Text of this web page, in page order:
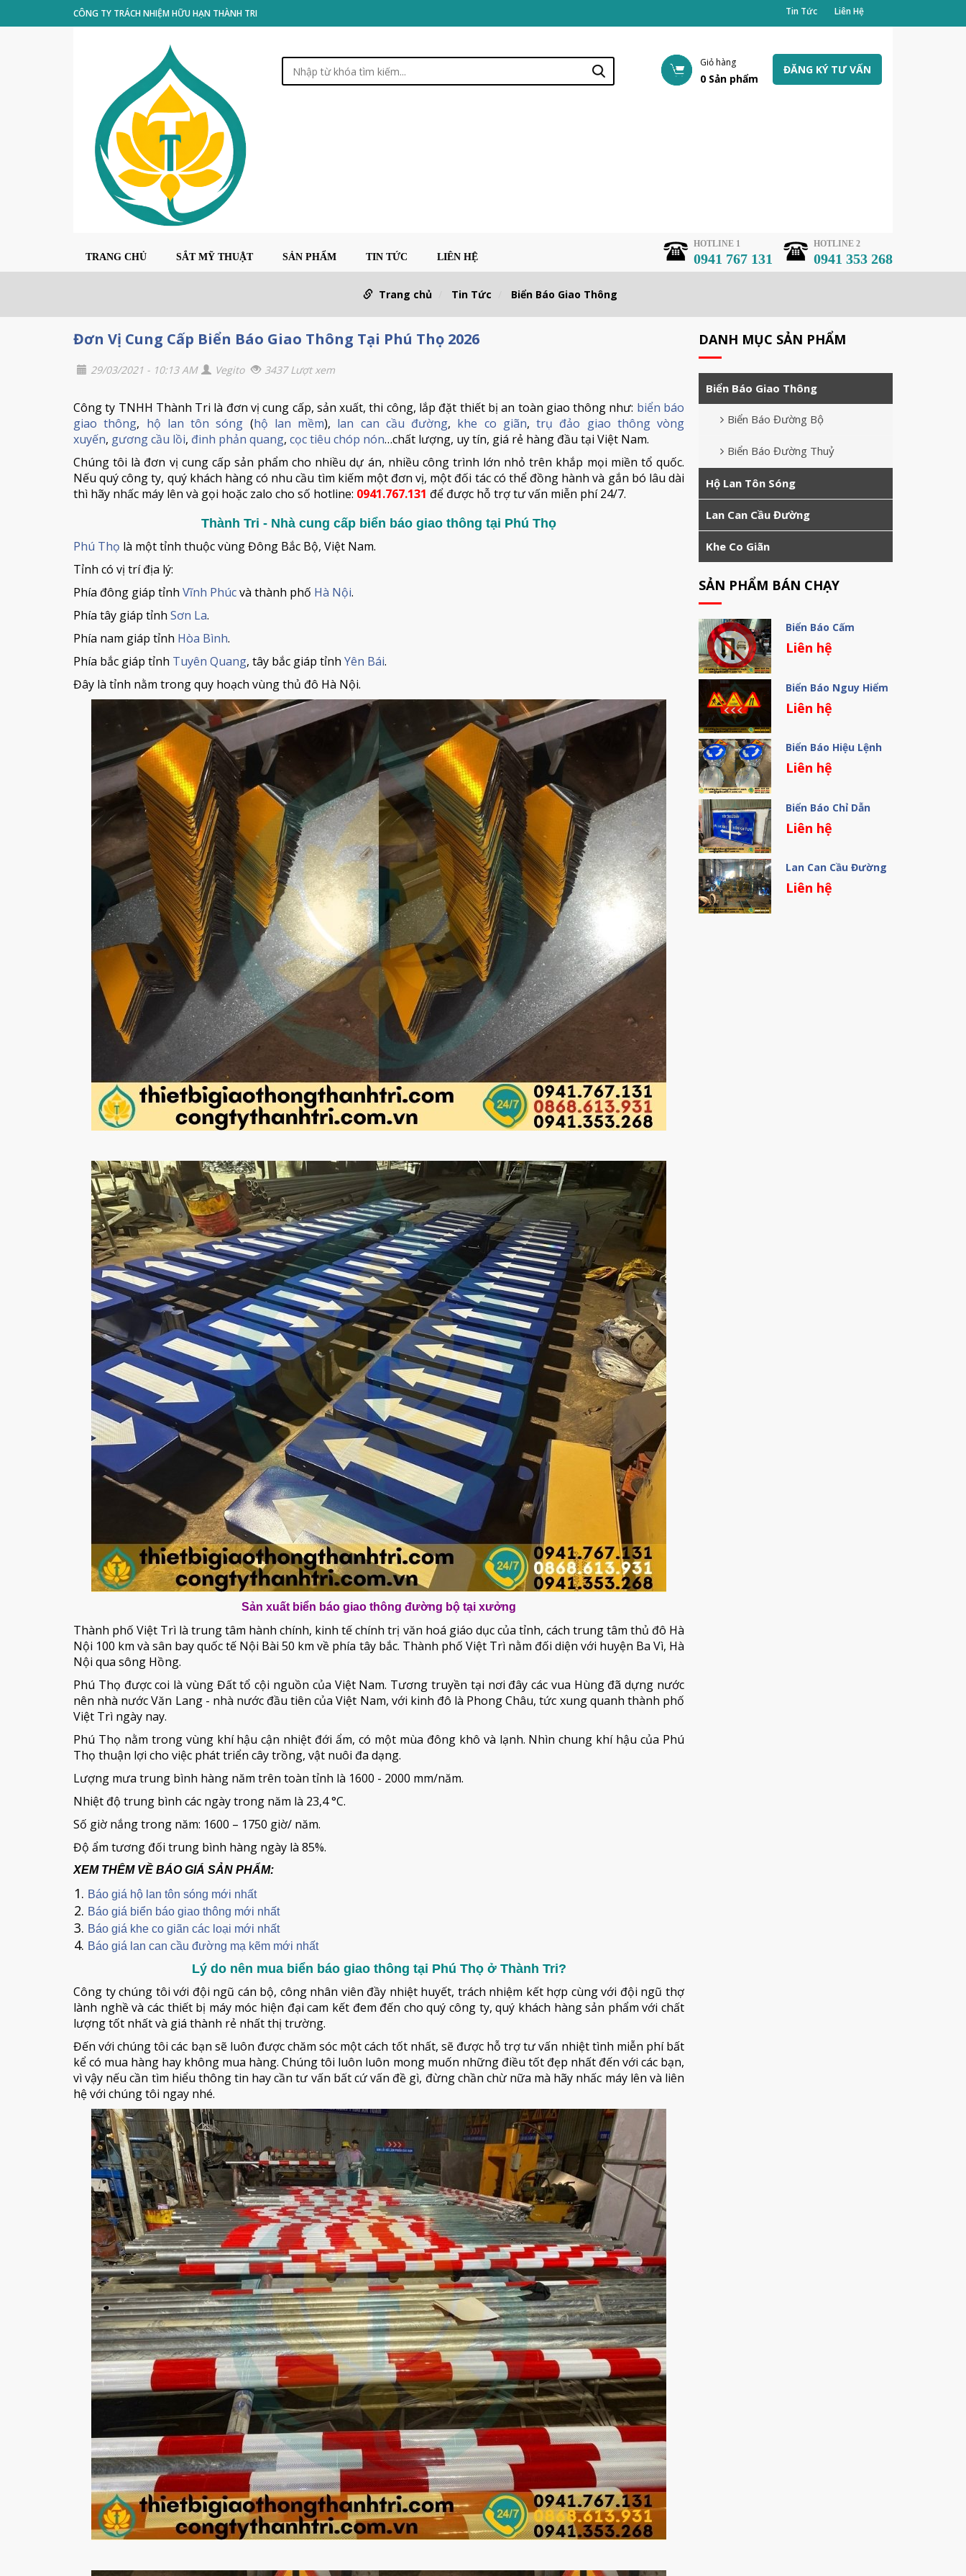
CÔNG TY TRÁCH NHIỆM HỮU HẠN THÀNH TRI Tin Tức Liên Hệ
Giỏ hàng
0 Sản phẩm
ĐĂNG KÝ TƯ VẤN
TRANG CHỦ SẮT MỸ THUẬT SẢN PHẨM TIN TỨC LIÊN HỆ
HOTLINE 2
0941 353 268
HOTLINE 1
0941 767 131
Trang chủ Tin Tức Biển Báo Giao Thông
Đơn Vị Cung Cấp Biển Báo Giao Thông Tại Phú Thọ 2026
29/03/2021 - 10:13 AM Vegito 3437 Lượt xem
Công ty TNHH Thành Tri là đơn vị cung cấp, sản xuất, thi công, lắp đặt thiết bị an toàn giao thông như: biển báo
giao thông, hộ lan tôn sóng (hộ lan mềm), lan can cầu đường, khe co giãn, trụ đảo giao thông vòng
xuyến, gương cầu lồi, đinh phản quang, cọc tiêu chóp nón…chất lượng, uy tín, giá rẻ hàng đầu tại Việt Nam.
Chúng tôi là đơn vị cung cấp sản phẩm cho nhiều dự án, nhiều công trình lớn nhỏ trên khắp mọi miền tổ quốc.
Nếu quý công ty, quý khách hàng có nhu cầu tìm kiếm một đơn vị, một đối tác có thể đồng hành và gắn bó lâu dài
thì hãy nhấc máy lên và gọi hoặc zalo cho số hotline: 0941.767.131 để được hỗ trợ tư vấn miễn phí 24/7.
Thành Tri - Nhà cung cấp biển báo giao thông tại Phú Thọ
Phú Thọ là một tỉnh thuộc vùng Đông Bắc Bộ, Việt Nam.
Tỉnh có vị trí địa lý:
Phía đông giáp tỉnh Vĩnh Phúcvà thành phố Hà Nội.
Phía tây giáp tỉnh Sơn La.
Phía nam giáp tỉnh Hòa Bình.
Phía bắc giáp tỉnh Tuyên Quang, tây bắc giáp tỉnh Yên Bái.
Đây là tỉnh nằm trong quy hoạch vùng thủ đô Hà Nội.
Sản xuất biển báo giao thông đường bộ tại xưởng
Thành phố Việt Trì là trung tâm hành chính, kinh tế chính trị văn hoá giáo dục của tỉnh, cách trung tâm thủ đô Hà
Nội 100 km và sân bay quốc tế Nội Bài 50 km về phía tây bắc. Thành phố Việt Trì nằm đối diện với huyện Ba Vì, Hà
Nội qua sông Hồng.
Phú Thọ được coi là vùng Đất tổ cội nguồn của Việt Nam. Tương truyền tại nơi đây các vua Hùng đã dựng nước
nên nhà nước Văn Lang - nhà nước đầu tiên của Việt Nam, với kinh đô là Phong Châu, tức xung quanh thành phố
Việt Trì ngày nay.
Phú Thọ nằm trong vùng khí hậu cận nhiệt đới ẩm, có một mùa đông khô và lạnh. Nhìn chung khí hậu của Phú
Thọ thuận lợi cho việc phát triển cây trồng, vật nuôi đa dạng.
Lượng mưa trung bình hàng năm trên toàn tỉnh là 1600 - 2000 mm/năm.
Nhiệt độ trung bình các ngày trong năm là 23,4 °C.
Số giờ nắng trong năm: 1600 – 1750 giờ/ năm.
Độ ẩm tương đối trung bình hàng ngày là 85%.
XEM THÊM VỀ BÁO GIÁ SẢN PHẨM:
Báo giá hộ lan tôn sóng mới nhất
Báo giá biển báo giao thông mới nhất
Báo giá khe co giãn các loại mới nhất
Báo giá lan can cầu đường mạ kẽm mới nhất
Lý do nên mua biển báo giao thông tại Phú Thọ ở Thành Tri?
Công ty chúng tôi với đội ngũ cán bộ, công nhân viên đầy nhiệt huyết, trách nhiệm kết hợp cùng với đội ngũ thợ
lành nghề và các thiết bị máy móc hiện đại cam kết đem đến cho quý công ty, quý khách hàng sản phẩm với chất
lượng tốt nhất và giá thành rẻ nhất thị trường.
Đến với chúng tôi các bạn sẽ luôn được chăm sóc một cách tốt nhất, sẽ được hỗ trợ tư vấn nhiệt tình miễn phí bất
kể có mua hàng hay không mua hàng. Chúng tôi luôn luôn mong muốn những điều tốt đẹp nhất đến với các bạn,
vì vậy nếu cần tìm hiểu thông tin hay cần tư vấn bất cứ vấn đề gì, đừng chần chừ nữa mà hãy nhấc máy lên và liên
hệ với chúng tôi ngay nhé.
DANH MỤC SẢN PHẨM
Biển Báo Giao Thông
Biển Báo Đường Bộ
Biển Báo Đường Thuỷ
Hộ Lan Tôn Sóng
Lan Can Cầu Đường
Khe Co Giãn
SẢN PHẨM BÁN CHẠY
Biển Báo Cấm
Liên hệ
Biển Báo Nguy Hiểm
Liên hệ
Biển Báo Hiệu Lệnh
Liên hệ
Biển Báo Chỉ Dẫn
Liên hệ
Lan Can Cầu Đường
Liên hệ